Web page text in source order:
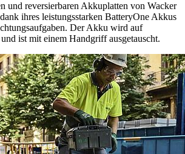
und reversierbaren Akkuplatten von Wacker
ihres leistungsstarken BatteryOne Akkus
Der Akku wird auf
ist mit einem Handgriff ausgetauscht.